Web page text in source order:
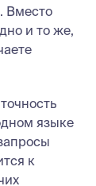
Вместо
и то же,
языке
к